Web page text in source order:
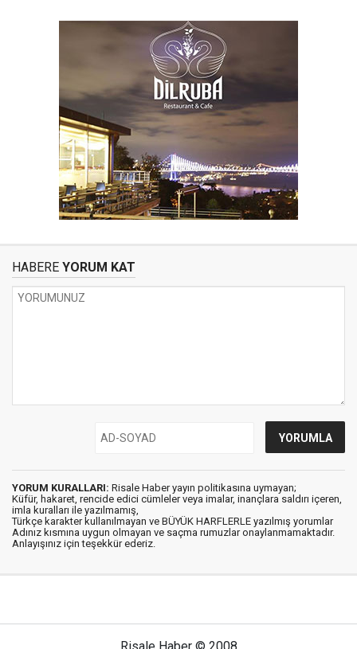
HABERE YORUM KAT
YORUM KURALLARI: Risale Haber yayın politikasına uymayan;
Küfür, hakaret, rencide edici cümleler veya imalar, inançlara saldırı içeren,
imla kuralları ile yazılmamış,
Türkçe karakter kullanılmayan ve BÜYÜK HARFLERLE yazılmış yorumlar
Adınız kısmına uygun olmayan ve saçma rumuzlar onaylanmamaktadır.
Anlayışınız için teşekkür ederiz.